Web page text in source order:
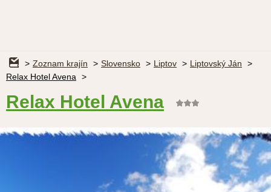
Zoznam krajín Slovensko Liptov
Liptovský Ján
Relax Hotel Avena
Relax Hotel Avena